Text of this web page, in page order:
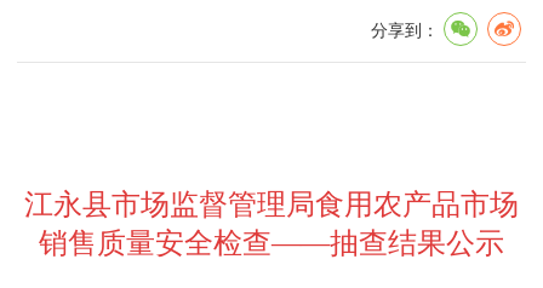
分享到：
江永县市场监督管理局食用农产品市场
销售质量安全检查——抽查结果公示